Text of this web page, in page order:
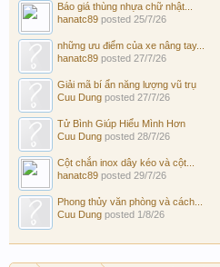
Báo giá thùng nhựa chữ nhật...
hanatc89 posted 25/7/26
những ưu điểm của xe nâng tay...
hanatc89 posted 27/7/26
Giải mã bí ẩn năng lượng vũ trụ
Cuu Dung posted 27/7/26
Tử Bình Giúp Hiểu Mình Hơn
Cuu Dung posted 28/7/26
Cột chắn inox dây kéo và cột...
hanatc89 posted 29/7/26
Phong thủy văn phòng và cách...
Cuu Dung posted 1/8/26